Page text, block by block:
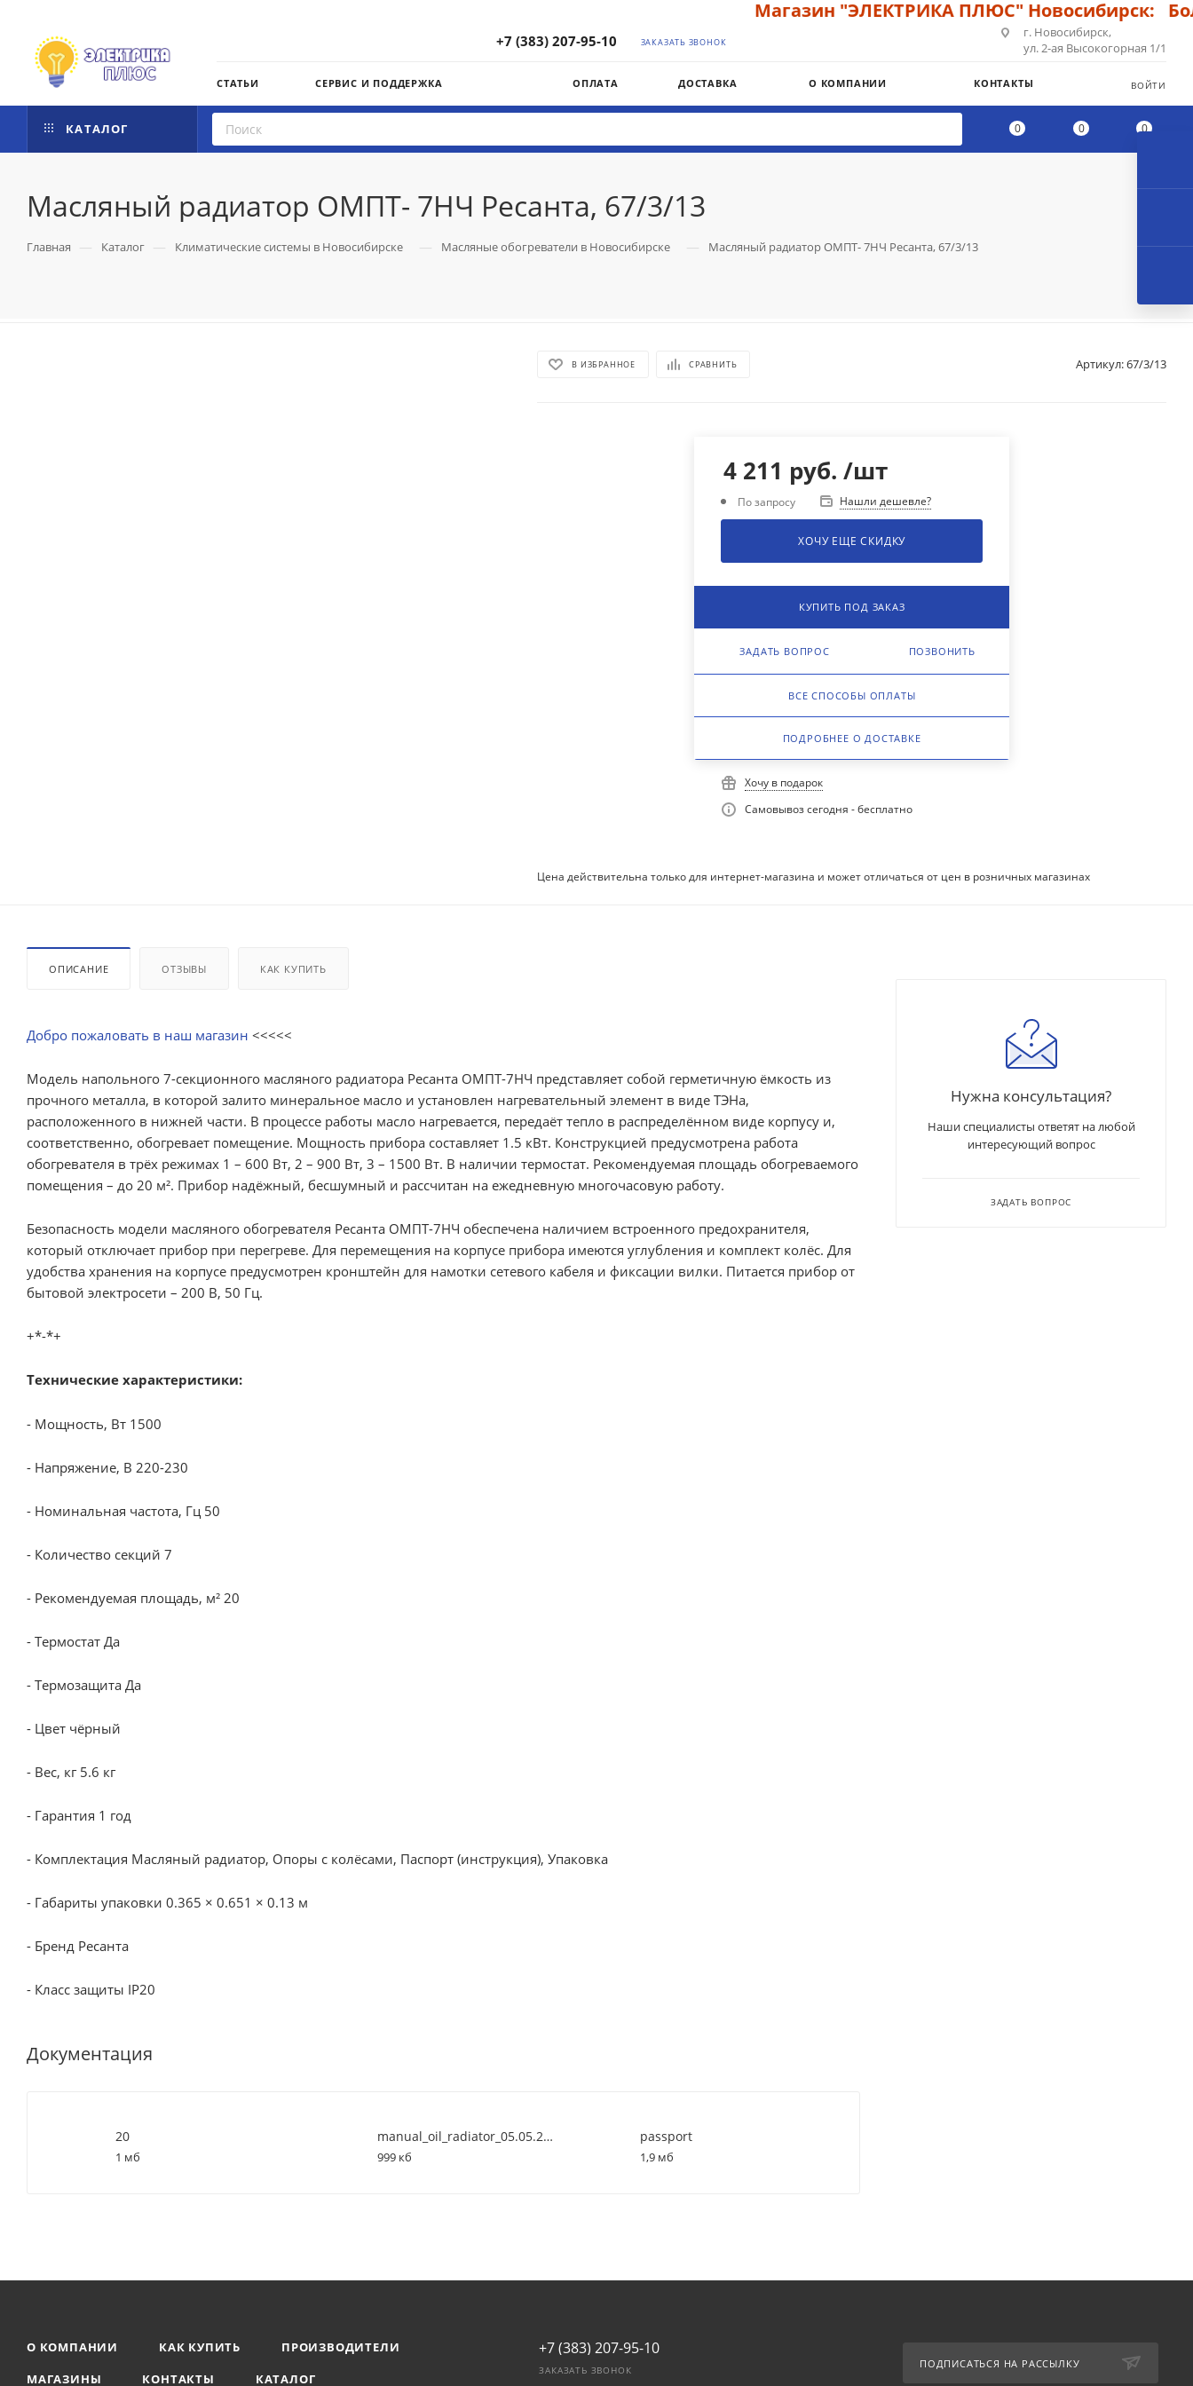
Магазин "ЭЛЕКТРИКА ПЛЮС" Новосибирск:
+7 (383) 207-95-10 ЗАКАЗАТЬ ЗВОНОК
г. Новосибирск,
ул. 2-ая Высокогорная 1/1
СТАТЬИ СЕРВИС И ПОДДЕРЖКА ОПЛАТА ДОСТАВКА О КОМПАНИИ КОНТАКТЫ ВОЙТИ
КАТАЛОГ 0 0 0
Масляный радиатор ОМПТ- 7НЧ Ресанта, 67/3/13
Главная — Каталог — Климатические системы в Новосибирске — Масляные обогреватели в Новосибирске — Масляный радиатор ОМПТ- 7НЧ Ресанта, 67/3/13
В ИЗБРАННОЕ СРАВНИТЬ Артикул:67/3/13
4 211 руб. /шт
По запросу Нашли дешевле?
ХОЧУ ЕЩЕ СКИДКУ
КУПИТЬ ПОД ЗАКАЗ
ЗАДАТЬ ВОПРОС ПОЗВОНИТЬ
ВСЕ СПОСОБЫ ОПЛАТЫ
ПОДРОБНЕЕ О ДОСТАВКЕ
Хочу в подарок
Самовывоз сегодня - бесплатно
Цена действительна только для интернет-магазина и может отличаться от цен в розничных магазинах
ОПИСАНИЕ ОТЗЫВЫ КАК КУПИТЬ
Добро пожаловать в наш магазин <<<<<
Модель напольного 7-секционного масляного радиатора Ресанта ОМПТ-7НЧ представляет собой герметичную ёмкость из
прочного металла, в которой залито минеральное масло и установлен нагревательный элемент в виде ТЭНа,
расположенного в нижней части. В процессе работы масло нагревается, передаёт тепло в распределённом виде корпусу и,
соответственно, обогревает помещение. Мощность прибора составляет 1.5 кВт. Конструкцией предусмотрена работа
обогревателя в трёх режимах 1 – 600 Вт, 2 – 900 Вт, 3 – 1500 Вт. В наличии термостат. Рекомендуемая площадь обогреваемого
помещения – до 20 м². Прибор надёжный, бесшумный и рассчитан на ежедневную многочасовую работу.
Безопасность модели масляного обогревателя Ресанта ОМПТ-7НЧ обеспечена наличием встроенного предохранителя,
который отключает прибор при перегреве. Для перемещения на корпусе прибора имеются углубления и комплект колёс. Для
удобства хранения на корпусе предусмотрен кронштейн для намотки сетевого кабеля и фиксации вилки. Питается прибор от
бытовой электросети – 200 В, 50 Гц.
+*-*+
Технические характеристики:
- Мощность, Вт 1500
- Напряжение, В 220-230
- Номинальная частота, Гц 50
- Количество секций 7
- Рекомендуемая площадь, м² 20
- Термостат Да
- Термозащита Да
- Цвет чёрный
- Вес, кг 5.6 кг
- Гарантия 1 год
- Комплектация Масляный радиатор, Опоры с колёсами, Паспорт (инструкция), Упаковка
- Габариты упаковки 0.365 × 0.651 × 0.13 м
- Бренд Ресанта
- Класс защиты IP20
Документация
20
1 мб
manual_oil_radiator_05.05.2020_red.1.1
999 кб
passport
1,9 мб
Нужна консультация?
Наши специалисты ответят на любой
интересующий вопрос
ЗАДАТЬ ВОПРОС
О КОМПАНИИ КАК КУПИТЬ
ПРОИЗВОДИТЕЛИ
МАГАЗИНЫ
КОНТАКТЫ КАТАЛОГ
+7 (383) 207-95-10
ЗАКАЗАТЬ ЗВОНОК ПОДПИСАТЬСЯ НА РАССЫЛКУ